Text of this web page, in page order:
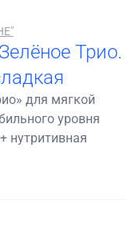
Трио.
для мягкой
уровня
нутритивная